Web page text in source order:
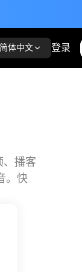
简体中文 登录
、播客
。快